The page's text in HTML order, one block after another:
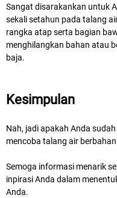
Sangat disarakankan untuk
sekali setahun pada talang
rangka atap serta bagian
menghilangkan bahan atau
baja.
Kesimpulan
Nah, jadi apakah Anda
mencoba talang air
Semoga informasi menarik
inpirasi Anda dalam
Anda.